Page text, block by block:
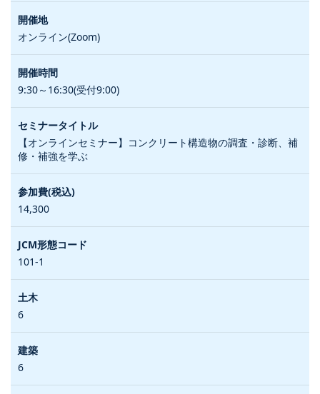
オンライン(Zoom)
9:30～16:30(受付9:00)
【オンラインセミナー】コンクリート構造物の調査・診断、補
修・補強を学ぶ
14,300
101-1
6
6